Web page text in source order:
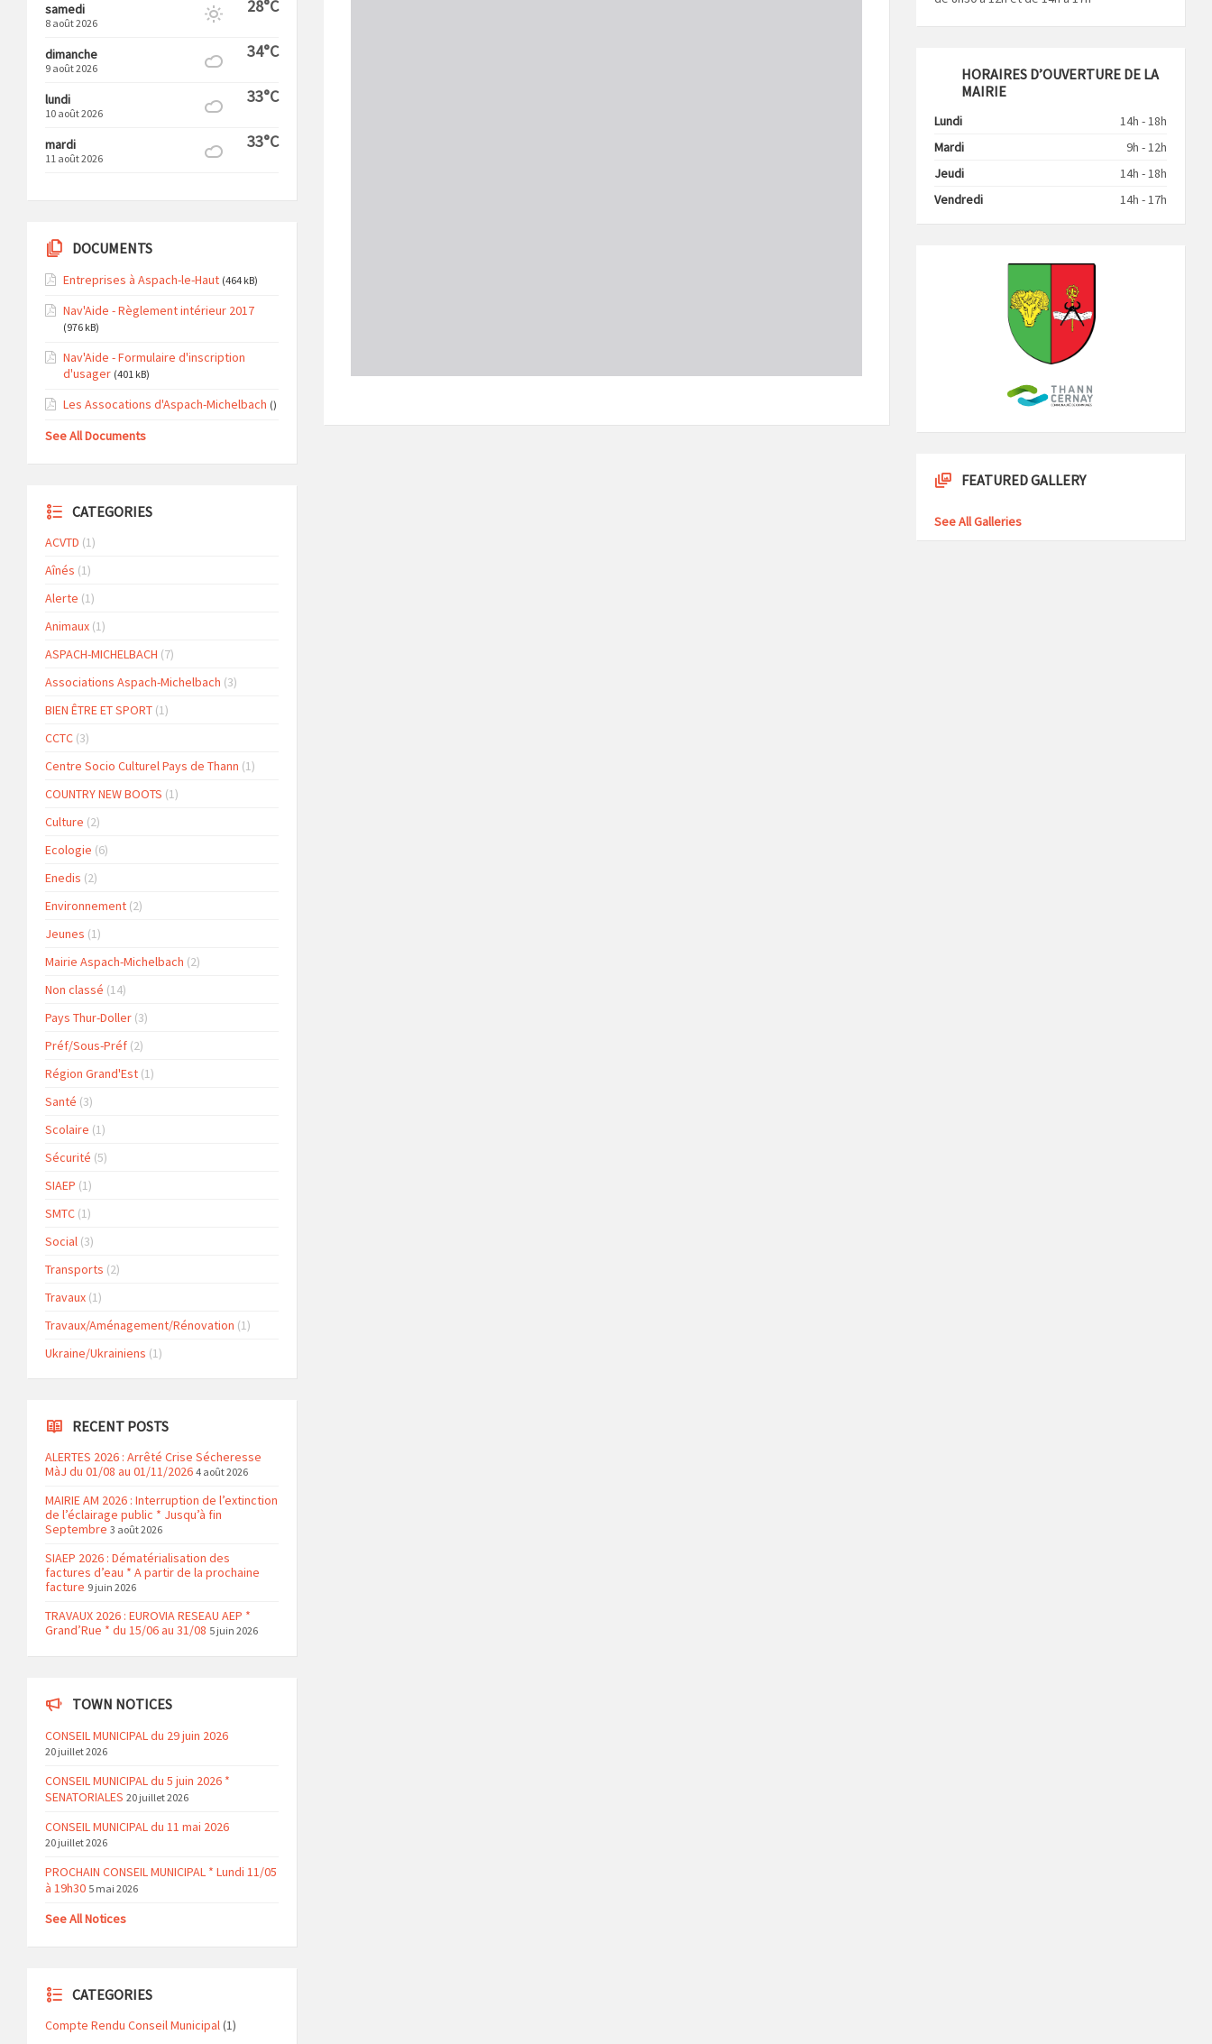
samedi
8 août 2026
28°C
dimanche
9 août 2026
34°C
lundi
10 août 2026
33°C
mardi
11 août 2026
33°C
DOCUMENTS
Entreprises à Aspach-le-Haut (464 kB)
Nav'Aide - Règlement intérieur 2017
(976 kB)
Nav'Aide - Formulaire d'inscription
d'usager (401 kB)
Les Assocations d'Aspach-Michelbach ()
See All Documents
CATEGORIES
ACVTD (1)
Aînés (1)
Alerte (1)
Animaux (1)
ASPACH-MICHELBACH (7)
Associations Aspach-Michelbach (3)
BIEN ÊTRE ET SPORT (1)
CCTC (3)
Centre Socio Culturel Pays de Thann (1)
COUNTRY NEW BOOTS (1)
Culture (2)
Ecologie (6)
Enedis (2)
Environnement (2)
Jeunes (1)
Mairie Aspach-Michelbach (2)
Non classé (14)
Pays Thur-Doller (3)
Préf/Sous-Préf (2)
Région Grand'Est (1)
Santé (3)
Scolaire (1)
Sécurité (5)
SIAEP (1)
SMTC (1)
Social (3)
Transports (2)
Travaux (1)
Travaux/Aménagement/Rénovation (1)
Ukraine/Ukrainiens (1)
RECENT POSTS
ALERTES 2026 : Arrêté Crise Sécheresse
MàJ du 01/08 au 01/11/2026 4 août 2026
MAIRIE AM 2026 : Interruption de l’extinction
de l’éclairage public * Jusqu’à fin
Septembre 3 août 2026
SIAEP 2026 : Dématérialisation des
factures d’eau * A partir de la prochaine
facture 9 juin 2026
TRAVAUX 2026 : EUROVIA RESEAU AEP *
Grand’Rue * du 15/06 au 31/08 5 juin 2026
TOWN NOTICES
CONSEIL MUNICIPAL du 29 juin 2026
20 juillet 2026
CONSEIL MUNICIPAL du 5 juin 2026 *
SENATORIALES 20 juillet 2026
CONSEIL MUNICIPAL du 11 mai 2026
20 juillet 2026
PROCHAIN CONSEIL MUNICIPAL * Lundi 11/05
à 19h30 5 mai 2026
See All Notices
CATEGORIES
Compte Rendu Conseil Municipal(1)
HORAIRES D’OUVERTURE DE LA
MAIRIE
Lundi
14h - 18h
Mardi
9h - 12h
Jeudi
14h - 18h
Vendredi
14h - 17h
FEATURED GALLERY
See All Galleries